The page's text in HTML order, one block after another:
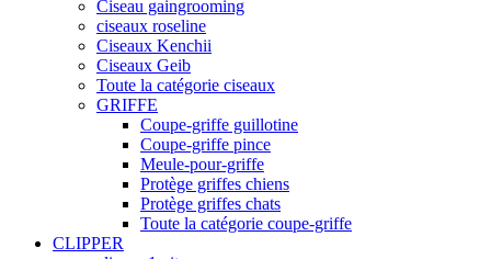
Ciseau gaingrooming
ciseaux roseline
Ciseaux Kenchii
Ciseaux Geib
Toute la catégorie ciseaux
GRIFFE
Coupe-griffe guillotine
Coupe-griffe pince
Meule-pour-griffe
Protège griffes chiens
Protège griffes chats
Toute la catégorie coupe-griffe
CLIPPER